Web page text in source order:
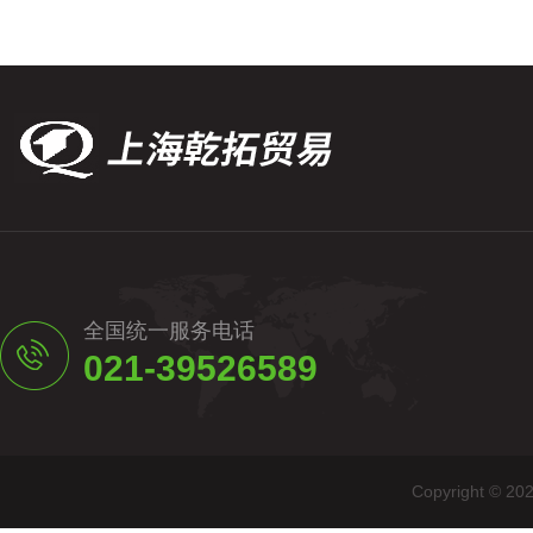
全国统一服务电话
021-39526589
Copyright ©